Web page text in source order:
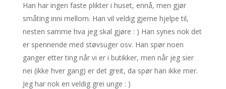
Han har ingen faste plikter i huset, ennå, men gjør
småting inni mellom. Han vil veldig gjerne hjelpe til,
nesten samme hva jeg skal gjøre : ) Han synes nok det
er spennende med støvsuger osv. Han spør noen
ganger etter ting når vi er i butikker, men når jeg sier
nei (ikke hver gang) er det greit, da spør han ikke mer.
Jeg har nok en veldig grei unge : )